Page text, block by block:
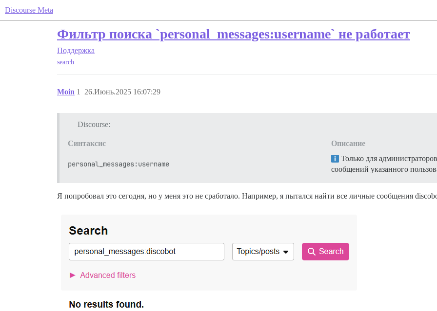
Discourse Meta
Фильтр поиска `personal_messages:username` не работает
Поддержка
search
Moin 26.Июнь.2025 16:07:29
1
Discourse:
Синтаксис Описание
personal_messages:username
Только для
сообщений указанного
Я попробовал это сегодня, но у меня это не сработало. Например, я пытался найти все личные сообщения